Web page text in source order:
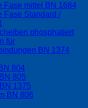
Fase mittel BN 1684
Fase Standard /
phosphatiert
für
BN 1374
804
805
1375
BN 806